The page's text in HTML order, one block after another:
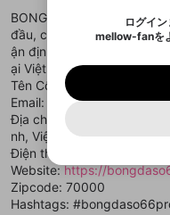
BONGDASO66 là chuyên
đầu, cập nhật nhanh
ận định soi kèo chuẩn
ại Việt Nam.
Tên Công Ty:
Email:
Địa chỉ: 47U1 Nguyễn Văn
nh, Việt Nam
Điện thoại: 0987451257
Website:https://
Zipcode: 70000
Hashtags:
キャンセル
ファ
動画プレイ
動画のプレイリス
ることができます
動画プレイリス
動画プ
mellow-fanの
サービスとのID連携
次にお進みください。
mellow-fanの
サービスとのID連携
パスワードを忘れ
アカウントをお持
ログイ
mellow-fanを
のでご確認
ご登録いただいた
として使用いたし
一部サービスをご
登録が必要です。
メイン及び
定に含まれていな
プレ
著作権の侵害
なりすまし行為
出会いを誘導す
ねずみ講やマル
報告された問題につ
どうかをスタッフが
用することは、利用
Discordア
Discordは第三者が提供
mellow-fanとは関わ
問い合わせにはお答え
様変更により、限定コ
します。
外部サービスとのID